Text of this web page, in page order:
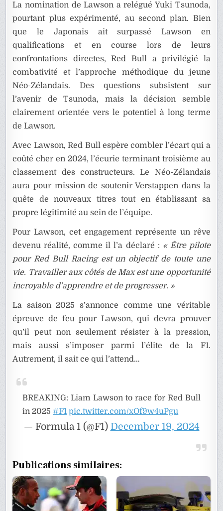
La nomination de Lawson a relégué Yuki Tsunoda,
pourtant plus expérimenté, au second plan. Bien
que le Japonais ait surpassé Lawson en
qualifications et en course lors de leurs
confrontations directes, Red Bull a privilégié la
combativité et l’approche méthodique du jeune
Néo-Zélandais. Des questions subsistent sur
l’avenir de Tsunoda, mais la décision semble
clairement orientée vers le potentiel à long terme
de Lawson.
Avec Lawson, Red Bull espère combler l’écart qui a
coûté cher en 2024, l’écurie terminant troisième au
classement des constructeurs. Le Néo-Zélandais
aura pour mission de soutenir Verstappen dans la
quête de nouveaux titres tout en établissant sa
propre légitimité au sein de l’équipe.
Pour Lawson, cet engagement représente un rêve
devenu réalité, comme il l’a déclaré : « Être pilote
pour Red Bull Racing est un objectif de toute une
vie. Travailler aux côtés de Max est une opportunité
incroyable d’apprendre et de progresser. »
La saison 2025 s’annonce comme une véritable
épreuve de feu pour Lawson, qui devra prouver
qu’il peut non seulement résister à la pression,
mais aussi s’imposer parmi l’élite de la F1.
Autrement, il sait ce qui l’attend…
BREAKING: Liam Lawson to race for Red Bull
in 2025#F1 pic.twitter.com/xOf9w4uPgu
— Formula 1 (@F1) December 19, 2024
Publications similaires: